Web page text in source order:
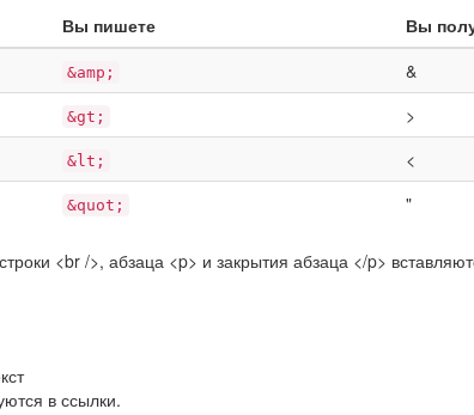
Вы пишете
Вы
&amp;
&
&gt;
>
&lt;
<
&quot; "
<br />, абзаца <p> и закрытия абзаца </p>
в ссылки.